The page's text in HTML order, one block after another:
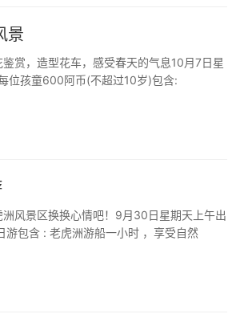
景
赏，造型花车，感受春天的气息10月7日星
位孩童600阿币(不超过10岁)包含:
风景区换换心情吧！9月30日星期天上午出
游包含 : 老虎洲游船一小时 ，享受自然